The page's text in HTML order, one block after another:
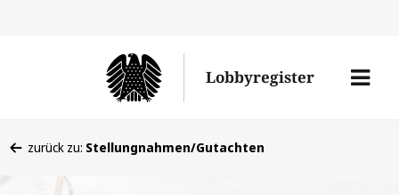
Lobbyregister
Menü
befinden
zurück zu: Stellungnahmen/Gutachten